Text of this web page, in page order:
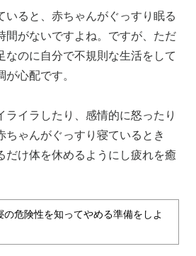
いると、赤ちゃんがぐっすり眠る
間がないですよね。ですが、ただ
なのに自分で不規則な生活をして
が心配です。
ライラしたり、感情的に怒ったり
ちゃんがぐっすり寝ているとき
だけ体を休めるようにし疲れを癒
の危険性を知ってやめる準備をしよ